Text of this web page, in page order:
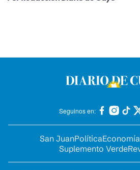
Seguinos en:
San JuanPolíticaEconomía
Suplemento Verde